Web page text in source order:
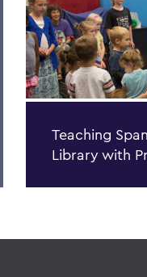
Teaching
Library with